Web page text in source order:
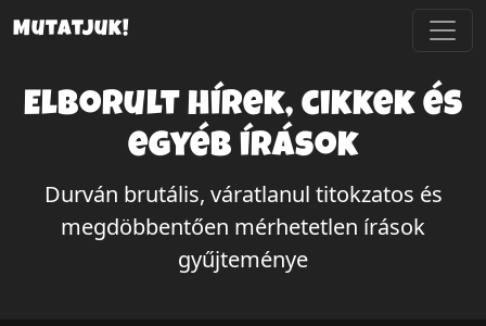
Mutatjuk!
Elborult hírek, cikkek és
egyéb írások
Durván brutális, váratlanul titokzatos és
megdöbbentően mérhetetlen írások
gyűjteménye